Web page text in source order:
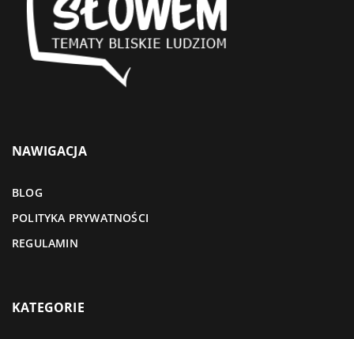
NAWIGACJA
BLOG
POLITYKA PRYWATNOŚCI
REGULAMIN
KATEGORIE